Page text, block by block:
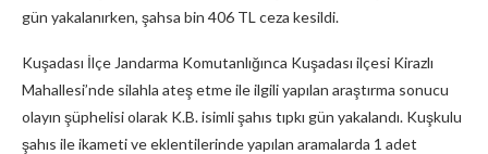
gün yakalanırken, şahsa bin 406 TL ceza kesildi.
Kuşadası İlçe Jandarma Komutanlığınca Kuşadası ilçesi Kirazlı
Mahallesi’nde silahla ateş etme ile ilgili yapılan araştırma sonucu
olayın şüphelisi olarak K.B. isimli şahıs tıpkı gün yakalandı. Kuşkulu
şahıs ile ikameti ve eklentilerinde yapılan aramalarda 1 adet